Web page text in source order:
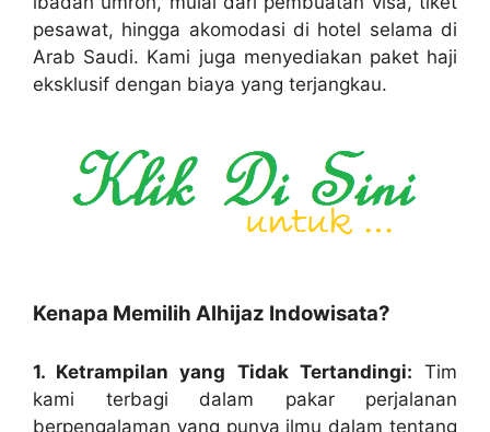
pesawat, hingga akomodasi di hotel selama di
Arab Saudi. Kami juga menyediakan paket haji
eksklusif dengan biaya yang terjangkau.
Kenapa Memilih Alhijaz Indowisata?
1. Ketrampilan yang Tidak Tertandingi: Tim
kami terbagi dalam pakar perjalanan
berpengalaman yang punya ilmu dalam tentang